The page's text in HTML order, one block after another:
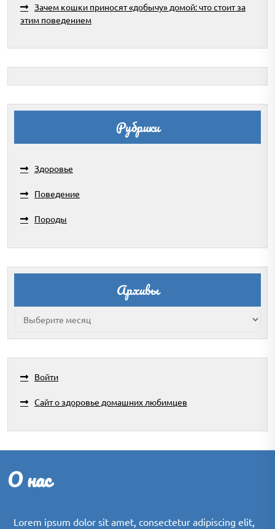
Зачем кошки приносят «добычу» домой: что стоит за
этим поведением
Рубрики
Здоровье
Поведение
Породы
Архивы
Архивы
Войти
Сайт о здоровье домашних любимцев
О нас
Lorem ipsum dolor sit amet, consectetur adipiscing elit,